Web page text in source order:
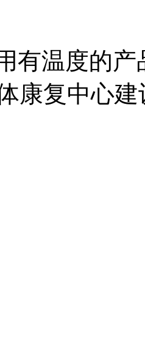
有温度的
康复中心